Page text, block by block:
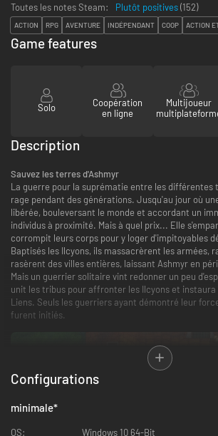
Toutes les notes Steam:
Plutôt positives(152)
ACTION RPG AVENTURE INDÉPENDANT COOP ACTION
Game features
Solo
Coopération
en ligne
Multijoueur
Description
Sauvez les terres d'Ashmyr
La guerre pour la suprématie entre les différentes
rage pendant des générations. Jusqu'au jour où
libérée, bouleversant le monde et accordant un
individus à proximité. Mais à quel prix... Elle
corrompit leurs corps pour y loger d'impitoyables
Baptisés les Ilcyons, ils massacrèrent les armées,
rasèrent des villes entières, laissant Ashmyr en
Mais un guerrier solitaire vint redonner un peu
unit les tribus pour affronter les Ilcyons et instaura
Liens. Seuls les guerriers ayant démontré leur
furent initiés.
Configurations
minimale*
OS:
Windows 10 64-Bit